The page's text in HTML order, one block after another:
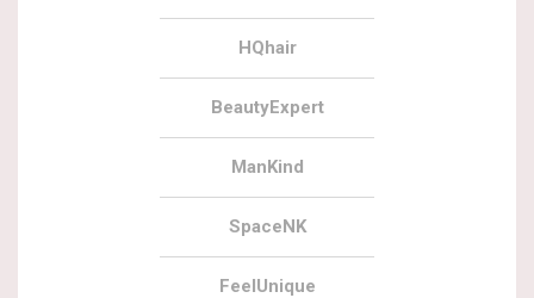
HQhair
BeautyExpert
ManKind
SpaceNK
FeelUnique